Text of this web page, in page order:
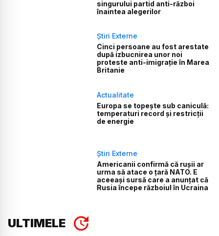
singurului partid anti-război
înaintea alegerilor
Știri Externe
Cinci persoane au fost arestate
după izbucnirea unor noi
proteste anti-imigrație în Marea
Britanie
Actualitate
Europa se topește sub caniculă:
temperaturi record și restricții
de energie
Știri Externe
Americanii confirmă că rușii ar
urma să atace o țară NATO. E
aceeași sursă care a anunțat că
Rusia începe războiul în Ucraina
ULTIMELE